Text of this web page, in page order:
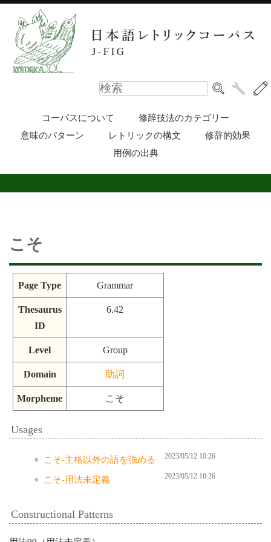
コーパスについて
修辞技法のカテゴリー
意味のパターン
レトリックの構文
修辞的効果
用例の出典
こそ
Page Type Grammar
Thesaurus
ID
6.42
Level Group
Domain 助詞
Morpheme こそ
Usages
こそ-主格以外の語を強める 2023/05/12 10:26
こそ-用法未定義 2023/05/12 10:26
Constructional Patterns